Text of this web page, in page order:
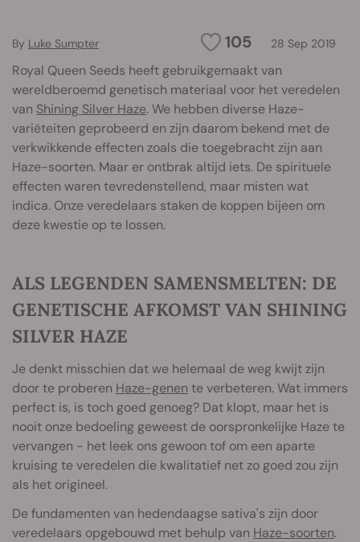
105 28 Sep 2019
By Luke Sumpter
Royal Queen Seeds heeft gebruikgemaakt van
wereldberoemd genetisch materiaal voor het veredelen
van Shining Silver Haze. We hebben diverse Haze-
variëteiten geprobeerd en zijn daarom bekend met de
verkwikkende effecten zoals die toegebracht zijn aan
Haze-soorten. Maar er ontbrak altijd iets. De spirituele
effecten waren tevredenstellend, maar misten wat
indica. Onze veredelaars staken de koppen bijeen om
deze kwestie op te lossen.
ALS LEGENDEN SAMENSMELTEN: DE
GENETISCHE AFKOMST VAN SHINING
SILVER HAZE
Je denkt misschien dat we helemaal de weg kwijt zijn
door te proberen Haze-genen te verbeteren. Wat immers
perfect is, is toch goed genoeg? Dat klopt, maar het is
nooit onze bedoeling geweest de oorspronkelijke Haze te
vervangen - het leek ons gewoon tof om een aparte
kruising te veredelen die kwalitatief net zo goed zou zijn
als het origineel.
De fundamenten van hedendaagse sativa's zijn door
veredelaars opgebouwd met behulp van Haze-soorten.